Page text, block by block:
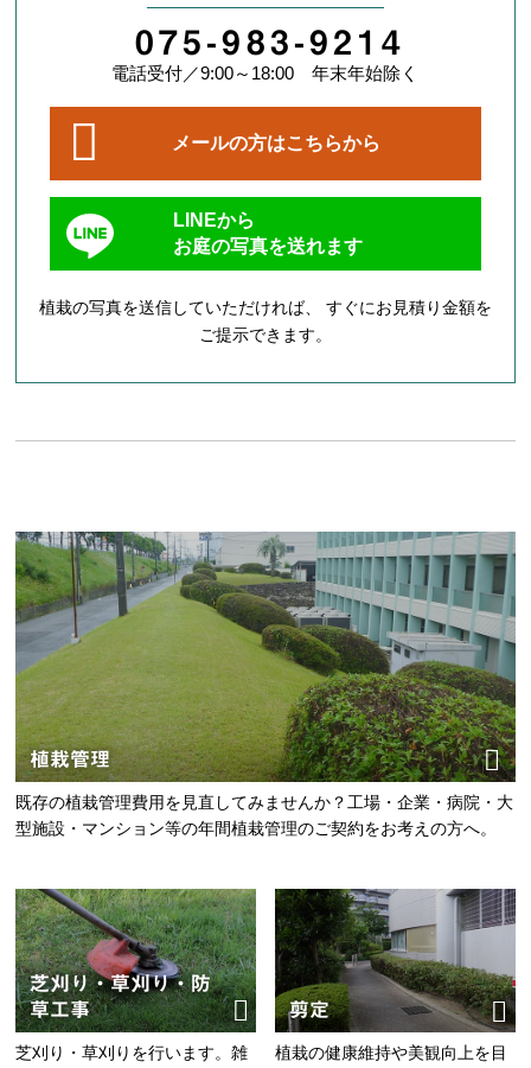
075-983-9214
電話受付／9:00～18:00 年末年始除く
メールの方はこちらから
LINEから
お庭の写真を送れます
植栽の写真を送信していただければ、 すぐにお見積り金額を
ご提示できます。
植栽管理
既存の植栽管理費用を見直してみませんか？工場・企業・病院・大
型施設・マンション等の年間植栽管理のご契約をお考えの方へ。
芝刈り・草刈り・防
草工事
芝刈り・草刈りを行います。雑
剪定
植栽の健康維持や美観向上を目